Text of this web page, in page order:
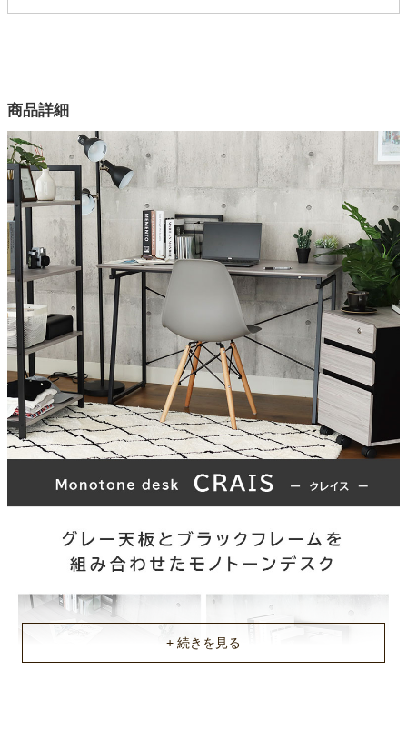
家電・照明器具
インテリア雑貨
ガーデン
タワー
1色
素材
合成樹脂化粧繊維板（PVC）
フレーム
金属（鋼）
フレーム塗装
エポキシ樹脂塗装
組立時間
約60分
お手入れ
水分等拭き取り可能
梱包サイズ
約66x9.5x131.5(cm)
約17.85kg
約15.7kg
中国
商品詳細